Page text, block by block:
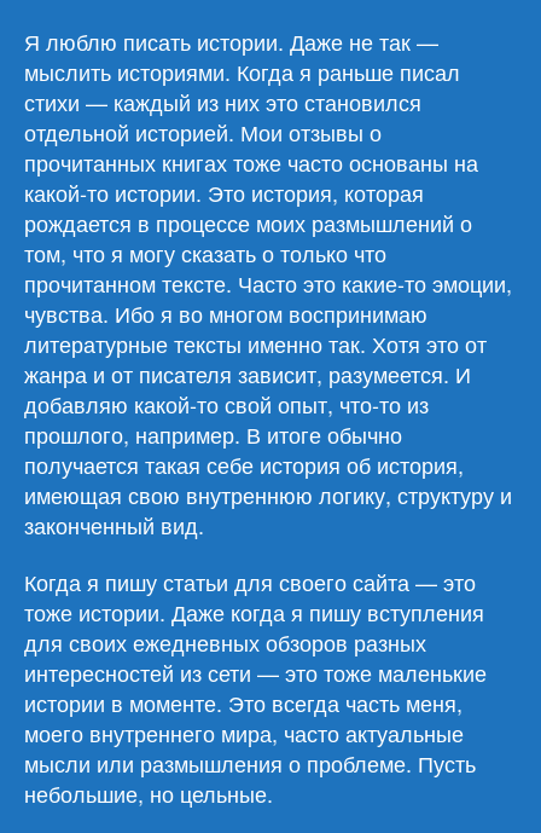
Я люблю писать истории. Даже не так —
мыслить историями. Когда я раньше писал
стихи — каждый из них это становился
отдельной историей. Мои отзывы о
прочитанных книгах тоже часто основаны на
какой-то истории. Это история, которая
рождается в процессе моих размышлений о
том, что я могу сказать о только что
прочитанном тексте. Часто это какие-то эмоции,
чувства. Ибо я во многом воспринимаю
литературные тексты именно так. Хотя это от
жанра и от писателя зависит, разумеется. И
добавляю какой-то свой опыт, что-то из
прошлого, например. В итоге обычно
получается такая себе история об история,
имеющая свою внутреннюю логику, структуру и
законченный вид.
Когда я пишу статьи для своего сайта — это
тоже истории. Даже когда я пишу вступления
для своих ежедневных обзоров разных
интересностей из сети — это тоже маленькие
истории в моменте. Это всегда часть меня,
моего внутреннего мира, часто актуальные
мысли или размышления о проблеме. Пусть
небольшие, но цельные.